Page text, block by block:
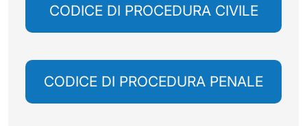
CODICE DI PROCEDURA CIVILE
CODICE DI PROCEDURA PENALE